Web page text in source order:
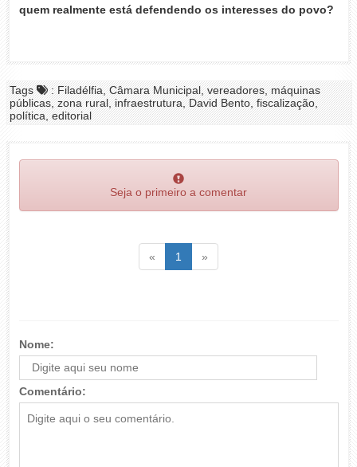
quem realmente está defendendo os interesses do povo?
Tags
: Filadélfia, Câmara Municipal, vereadores, máquinas
públicas, zona rural, infraestrutura, David Bento, fiscalização,
política, editorial
Seja o primeiro a comentar
« Voltar1 (atual)
»
Nome:
Comentário: